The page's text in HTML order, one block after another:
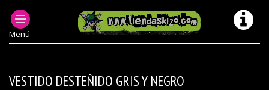
Menú
PRODUCTOS DESCATALOGADOS
CHICA VESTIDOS MODELOS ANTERIORES/ DESCATALOGADOS
VESTIDO DESTEÑIDO GRIS Y NEGRO